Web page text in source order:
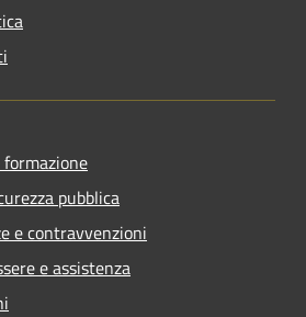
formazione
pubblica
e contravvenzioni
e assistenza